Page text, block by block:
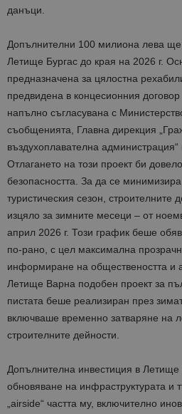
данъци.
Допълнителни 100 милиона лева ще
Летище Бургас до края на 2026 г.
предназначена за цялостна
предвидена в концесионния
напълно съгласувана с
съобщенията, Главна дирекция
въздухоплавателна
Отлагането на този проект би
безопасността. За да се
туристическия сезон, строителните
изцяло за зимните месеци – от
април 2026 г. Този график беше
по-рано, с цел максимална
информиране на обществеността и
Летище Варна подобен проект за
пистата беше реализиран през
включваше временно затваряне на
строителните дейности.
Допълнителна инвестиция в Летище
обновяване на инфраструктурата и
„airside“ частта му, включително